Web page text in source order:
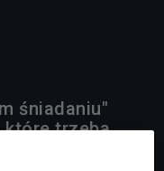
śniadaniu"
które trzeba
i